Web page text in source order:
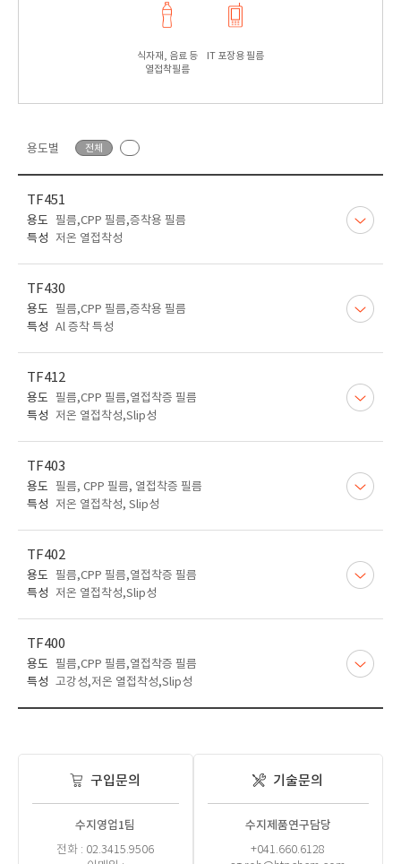
식자재, 음료 등
열접착필름
IT 포장용 필름
용도별 전체
TF451
용도 필름,CPP 필름,증착용 필름
특성
저온 열접착성
TF430
용도 필름,CPP 필름,증착용 필름
특성 Al 증착 특성
TF412
용도 필름,CPP 필름,열접착증 필름
특성
저온 열접착성,Slip성
TF403
용도 필름, CPP 필름, 열접착증 필름
특성
저온 열접착성, Slip성
TF402
용도 필름,CPP 필름,열접착증 필름
특성
저온 열접착성,Slip성
TF400
용도 필름,CPP 필름,열접착증 필름
특성 고강성,저온 열접착성,Slip성
구입문의
수지영업1팀
전화 : 02.3415.9506
기술문의
수지제품연구담당
+041.660.6128